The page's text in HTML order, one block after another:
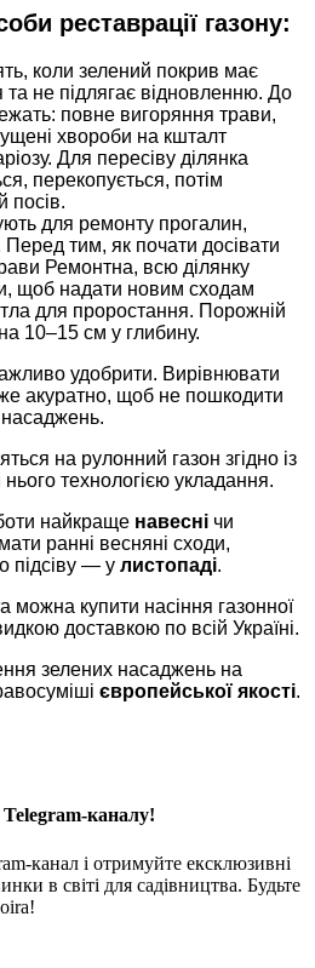
реставрації газону:
коли зелений покрив має
не підлягає відновленню. До
повне вигоряння трави,
хвороби на кшталт
Для пересіву ділянка
перекопується, потім
посів.
для ремонту прогалин,
Перед тим, як почати досівати
Ремонтна, всю ділянку
щоб надати новим сходам
для проростання. Порожній
10–15 см у глибину.
удобрити. Вирівнювати
акуратно, щоб не пошкодити
насаджень.
на рулонний газон згідно із
технологією укладання.
найкраще навесні чи
ранні весняні сходи,
підсіву — у листопаді.
можна купити насіння газонної
доставкою по всій Україні.
зелених насаджень на
європейської якості.
каналу!
канал і отримуйте ексклюзивні
в світі для садівництва. Будьте